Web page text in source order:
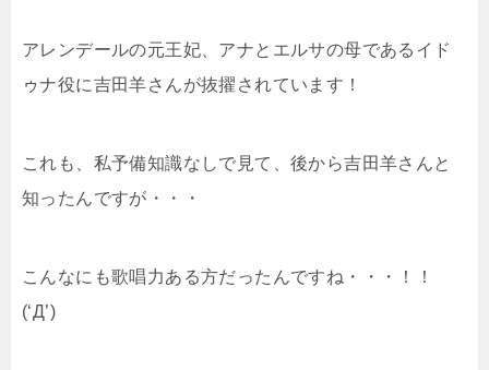
アレンデールの元王妃、アナとエルサの母であるイド
ゥナ役に吉田羊さんが抜擢されています！
これも、私予備知識なしで見て、後から吉田羊さんと
知ったんですが・・・
こんなにも歌唱力ある方だったんですね・・・！！
(‘Д’)